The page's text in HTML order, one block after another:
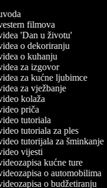
filmova
'Dan u životu'
o dekoriranju
o kuhanju
za izgovor
za kućne ljubimce
za vježbanje
kolaža
priča
tutoriala
tutoriala za ples
tutorijala za šminkanje
vijesti
kućne ture
o automobilima
o budžetiranju